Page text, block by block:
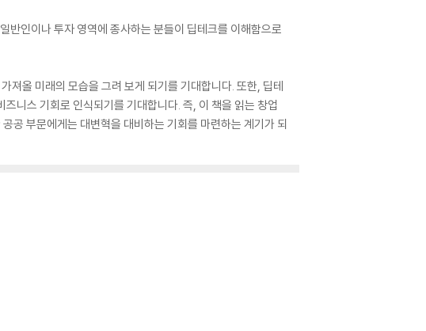
반인이나 투자 영역에 종사하는 분들이 딥테크를 이해함으로
져올 미래의 모습을 그려 보게 되기를 기대합니다. 또한, 딥테
니스 기회로 인식되기를 기대합니다. 즉, 이 책을 읽는 창업
공 부문에게는 대변혁을 대비하는 기회를 마련하는 계기가 되